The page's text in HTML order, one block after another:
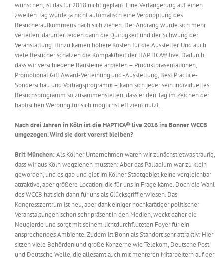
wünschen, ist das für 2018 nicht geplant. Eine Verlängerung auf einen
zweiten Tag würde ja nicht automatisch eine Verdopplung des
Besucheraufkommens nach sich ziehen. Der Andrang würde sich mehr
verteilen, darunter leiden dann die Quirligkeit und der Schwung der
Veranstaltung. Hinzu kämen höhere Kosten für die Aussteller. Und auch
viele Besucher schätzen die Kompaktheit der HAPTICA® live. Dadurch,
dass wir verschiedene Bausteine anbieten – Produktpräsentationen,
Promotional Gift Award-Verleihung und -Ausstellung, Best Practice-
Sonderschau und Vortragsprogramm –, kann sich jeder sein individuelles
Besuchsprogramm so zusammenstellen, dass er den Tag im Zeichen der
haptischen Werbung für sich möglichst effizient nutzt.
Nach drei Jahren in Köln ist die HAPTICA® live 2016 ins Bonner WCCB
umgezogen. Wird sie dort vorerst bleiben?
Brit München: Als Kölner Unternehmen waren wir zunächst etwas traurig,
dass wir aus Köln wegziehen mussten: Aber das Palladium war zu klein
geworden, und es gab und gibt im Kölner Stadtgebiet keine vergleichbar
attraktive, aber größere Location, die für uns in Frage käme. Doch die Wahl
des WCCB hat sich dann für uns als Glücksgriff erwiesen. Das
Kongresszentrum ist neu, aber dank einiger hochkarätiger politischer
Veranstaltungen schon sehr präsent in den Medien, weckt daher die
Neugierde und sorgt mit seinem lichtdurchfluteten Foyer für ein
ansprechendes Ambiente. Zudem ist Bonn als Standort sehr attraktiv: Hier
sitzen viele Behörden und große Konzerne wie Telekom, Deutsche Post
und Deutsche Welle, die allesamt auch mit mehreren Mitarbeitern auf der